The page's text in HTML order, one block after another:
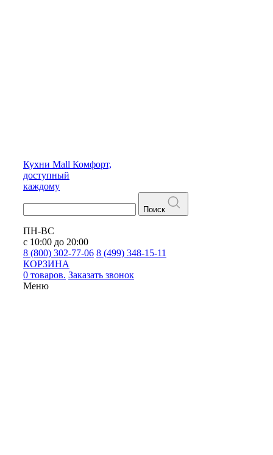
Кухни Mall Комфорт,
доступный
каждому
Поиск
ПН-ВС
с 10:00 до 20:00
8 (800) 302-77-06 8 (499) 348-15-11
КОРЗИНА
0 товаров. Заказать звонок
Меню